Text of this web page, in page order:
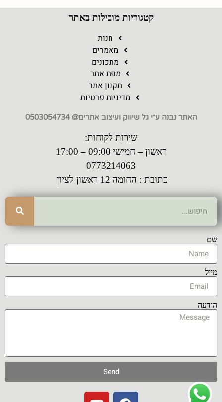
קטגוריות מובילות באתר
חנות
מאמרים
מתכונים
מפת אתר
תקנון אתר
מדיניות פרטיות
האתר נבנה ע״י גל שיווק ועיצוב אתרים@ 0503054734
שירות לקוחות:
ראשון – חמישי 09:00 – 17:00
0773214063
כתובת : החומה 12 ראשון לציון
שם
מייל
הודעה
Send